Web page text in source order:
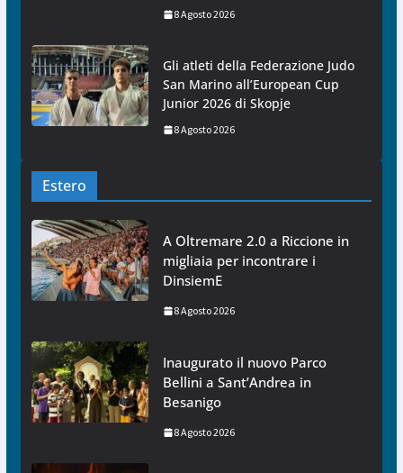
8 Agosto 2026
Gli atleti della Federazione Judo
San Marino all’European Cup
Junior 2026 di Skopje
8 Agosto 2026
Estero
A Oltremare 2.0 a Riccione in
migliaia per incontrare i
DinsiemE
8 Agosto 2026
Inaugurato il nuovo Parco
Bellini a Sant’Andrea in
Besanigo
8 Agosto 2026